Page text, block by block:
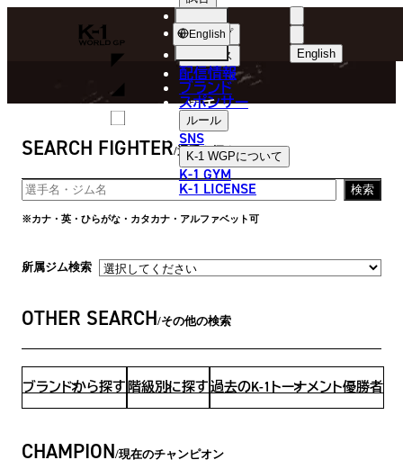
K-
WGP
English
中文（简体
ショップ
ニュース
配信情報
ブランド
スポンサー
ルール
SNS
K-1 WGPについて
K-1 GYM
K-1 LICENSE
English
FIGHTER
選手
SEARCH FIGHTER 選手を探す
検索
※カナ・英・ひらがな・カタカナ・アルファベット可
所属ジム検索
OTHER SEARCH その他の検索
ブランドから探す 階級別に探す過去のK-1トーナメント優勝者
CHAMPION 現在のチャンピオン